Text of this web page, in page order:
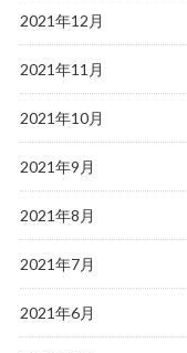
2021年12月
2021年11月
2021年10月
2021年9月
2021年8月
2021年7月
2021年6月